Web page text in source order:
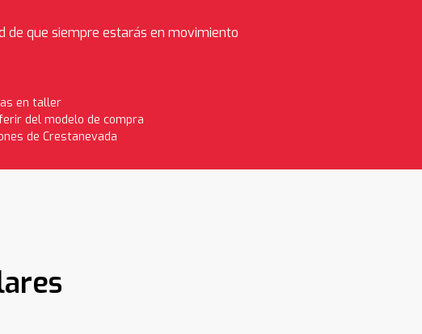
de que siempre estarás en movimiento
en taller
del modelo de compra
de Crestanevada